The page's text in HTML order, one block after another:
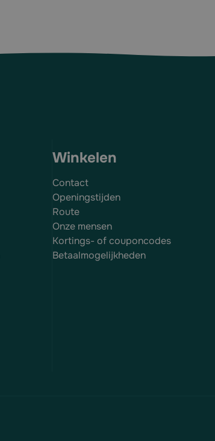
Winkelen
Contact
Openingstijden
Route
Onze mensen
Kortings- of couponcodes
Betaalmogelijkheden